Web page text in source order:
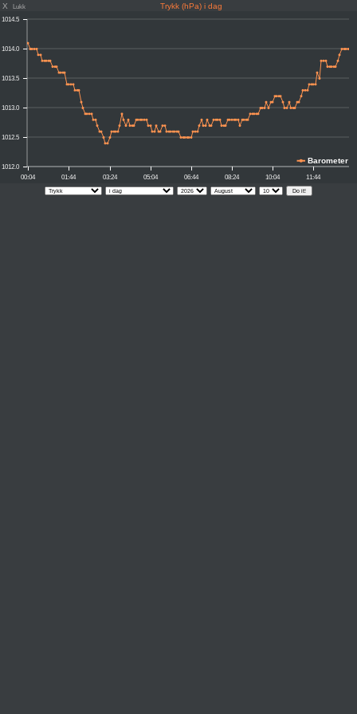
X Lukk Trykk (hPa) i dag